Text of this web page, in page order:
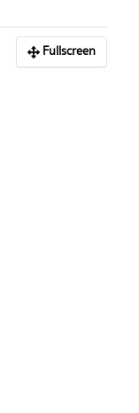
Fullscreen